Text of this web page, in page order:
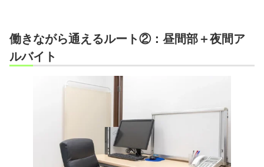
働きながら通えるルート②：昼間部＋夜間ア
ルバイト